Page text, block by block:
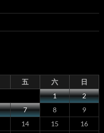
五 六
日
1
2
7 8
9
14 15
16